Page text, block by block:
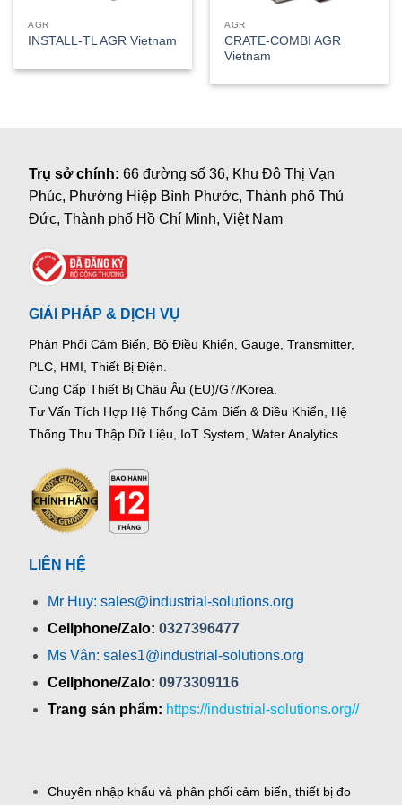
AGR
INSTALL-TL AGR Vietnam
AGR
CRATE-COMBI AGR
Vietnam
Trụ sở chính:66 đường số 36, Khu Đô Thị Vạn
Phúc, Phường Hiệp Bình Phước, Thành phố Thủ
Đức, Thành phố Hồ Chí Minh, Việt Nam
GIẢI PHÁP & DỊCH VỤ
Phân Phối Cảm Biến, Bộ Điều Khiển, Gauge, Transmitter,
PLC, HMI, Thiết Bị Điện.
Cung Cấp Thiết Bị Châu Âu (EU)/G7/Korea.
Tư Vấn Tích Hợp Hệ Thống Cảm Biến & Điều Khiển, Hệ
Thống Thu Thập Dữ Liệu, IoT System, Water Analytics.
LIÊN HỆ
Mr Huy: sales@industrial-solutions.org
Cellphone/Zalo: 0327396477
Ms Vân: sales1@industrial-solutions.org
Cellphone/Zalo: 0973309116
Trang sản phẩm: https://industrial-solutions.org//
Chuyên nhập khẩu và phân phối cảm biến, thiết bị đo